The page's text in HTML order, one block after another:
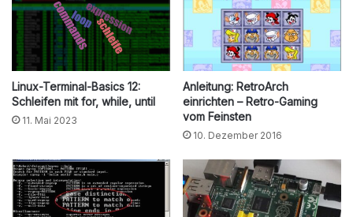
Linux-Terminal-Basics 12:
Schleifen mit for, while, until
11. Mai 2023
Anleitung: RetroArch
einrichten – Retro-Gaming
vom Feinsten
10. Dezember 2016